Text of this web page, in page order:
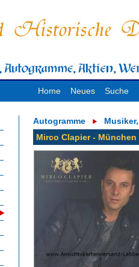
Home Neues Suche
Autogramme
Mirco Clapier -